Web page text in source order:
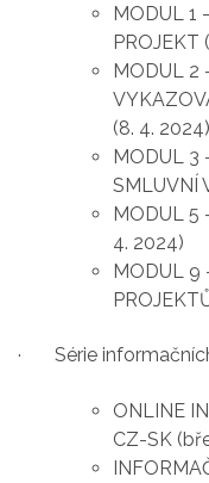
MODUL 1
PROJEKT
MODUL 2
(8. 4. 2024)
MODUL 3
SMLUVNÍ
MODUL 5
4. 2024)
MODUL 9
· Série
ONLINE
CZ-SK